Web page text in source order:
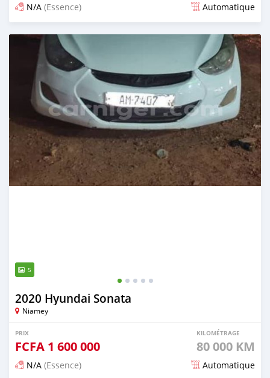
N/A (Essence) Automatique
Publié il y a plus de 2 ans
5
2020 Hyundai Sonata
Niamey
PRIX
FCFA 1 600 000
KILOMÉTRAGE
80 000 KM
N/A (Essence) Automatique